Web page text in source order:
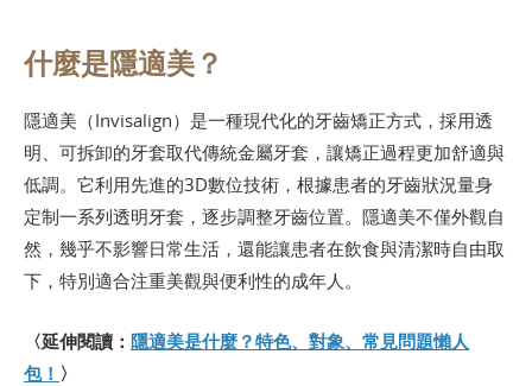
什麼是隱適美？
隱適美（Invisalign）是一種現代化的牙齒矯正方式，採用透
明、可拆卸的牙套取代傳統金屬牙套，讓矯正過程更加舒適與
低調。它利用先進的3D數位技術，根據患者的牙齒狀況量身
定制一系列透明牙套，逐步調整牙齒位置。隱適美不僅外觀自
然，幾乎不影響日常生活，還能讓患者在飲食與清潔時自由取
下，特別適合注重美觀與便利性的成年人。
〈延伸閱讀： 隱適美是什麼？特色、對象、常見問題懶人
包！ 〉